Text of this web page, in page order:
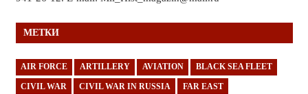
МЕТКИ
AIR FORCE ARTILLERY AVIATION BLACK SEA FLEET
CIVIL WAR CIVIL WAR IN RUSSIA FAR EAST